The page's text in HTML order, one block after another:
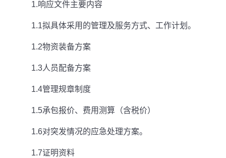
1.响应文件主要内容
1.1拟具体采用的管理及服务方式、工作计划。
1.2物资装备方案
1.3人员配备方案
1.4管理规章制度
1.5承包报价、费用测算（含税价）
1.6对突发情况的应急处理方案。
1.7证明资料